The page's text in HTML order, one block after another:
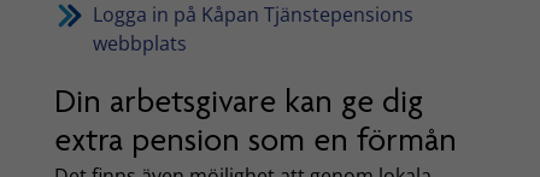
Logga in på Kåpan Tjänstepensions
webbplats
Din arbetsgivare kan ge dig
extra pension som en förmån